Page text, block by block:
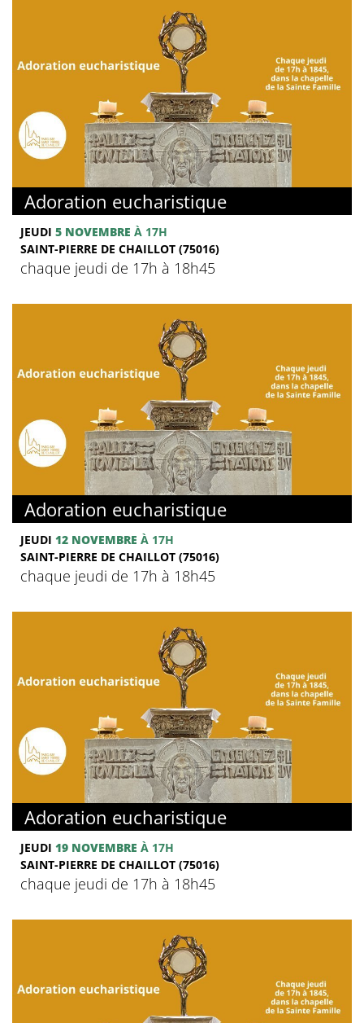
Adoration eucharistique
JEUDI 5 NOVEMBRE À 17H
SAINT-PIERRE DE CHAILLOT (75016)
chaque jeudi de 17h à 18h45
Adoration eucharistique
JEUDI 12 NOVEMBRE À 17H
SAINT-PIERRE DE CHAILLOT (75016)
chaque jeudi de 17h à 18h45
Adoration eucharistique
JEUDI 19 NOVEMBRE À 17H
SAINT-PIERRE DE CHAILLOT (75016)
chaque jeudi de 17h à 18h45